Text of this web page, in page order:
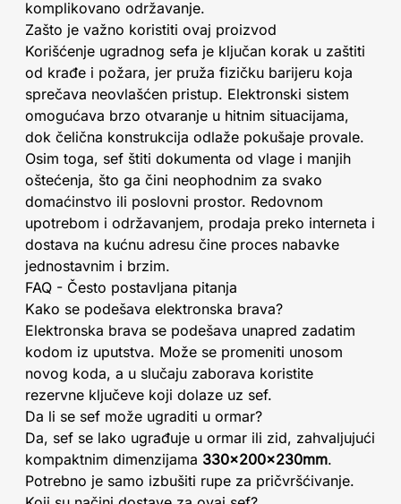
komplikovano održavanje.
Zašto je važno koristiti ovaj proizvod
Korišćenje ugradnog sefa je ključan korak u zaštiti
od krađe i požara, jer pruža fizičku barijeru koja
sprečava neovlašćen pristup. Elektronski sistem
omogućava brzo otvaranje u hitnim situacijama,
dok čelična konstrukcija odlaže pokušaje provale.
Osim toga, sef štiti dokumenta od vlage i manjih
oštećenja, što ga čini neophodnim za svako
domaćinstvo ili poslovni prostor. Redovnom
upotrebom i održavanjem, prodaja preko interneta i
dostava na kućnu adresu čine proces nabavke
jednostavnim i brzim.
FAQ - Često postavljana pitanja
Kako se podešava elektronska brava?
Elektronska brava se podešava unapred zadatim
kodom iz uputstva. Može se promeniti unosom
novog koda, a u slučaju zaborava koristite
rezervne ključeve koji dolaze uz sef.
Da li se sef može ugraditi u ormar?
Da, sef se lako ugrađuje u ormar ili zid, zahvaljujući
kompaktnim dimenzijama 330x200x230mm.
Potrebno je samo izbušiti rupe za pričvršćivanje.